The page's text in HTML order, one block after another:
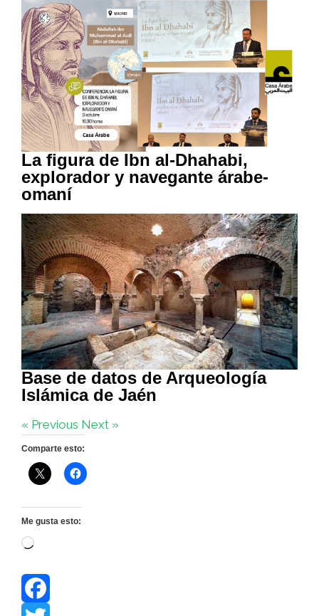
La figura de Ibn al-Dhahabi,
explorador y navegante árabe-
omaní
Base de datos de Arqueología
Islámica de Jaén
« Previous Next »
Comparte esto:
Me gusta esto:
Cargando...